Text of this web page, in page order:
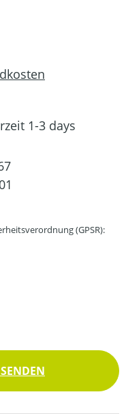
1-3 days
(GPSR):